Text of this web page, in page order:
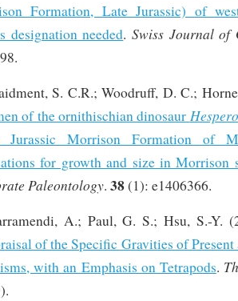
Formation, Late Jurassic) of
designation needed.Swiss Journal of
S. C.R.; Woodruff, D. C.;
of the ornithischian dinosaur
Jurassic Morrison Formation of
for growth and size in Morrison
Paleontology. 38(1): e1406366.
A.; Paul, G. S.; Hsu, S.-Y.
of the Specific Gravities of
with an Emphasis on Tetrapods.